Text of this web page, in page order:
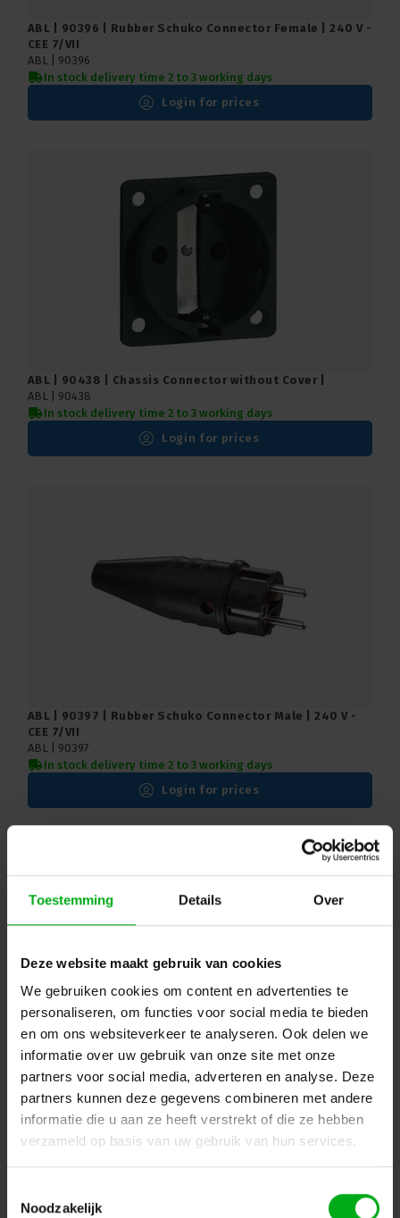
Toestemming Details Over
Deze website maakt gebruik van cookies
We gebruiken cookies om content en advertenties te
personaliseren, om functies voor social media te bieden
en om ons websiteverkeer te analyseren. Ook delen we
informatie over uw gebruik van onze site met onze
partners voor social media, adverteren en analyse. Deze
partners kunnen deze gegevens combineren met andere
informatie die u aan ze heeft verstrekt of die ze hebben
verzameld op basis van uw gebruik van hun services.
Noodzakelijk
ABL | 90396 | Rubber Schuko Connector Female | 240 V -
CEE 7/VII
ABL | 90396
In stock delivery time 2 to 3 working days
Login for prices
ABL | 90438 | Chassis Connector without Cover |
ABL | 90438
In stock delivery time 2 to 3 working days
Login for prices
ABL | 90397 | Rubber Schuko Connector Male | 240 V -
CEE 7/VII
ABL | 90397
In stock delivery time 2 to 3 working days
Login for prices
Login for prices